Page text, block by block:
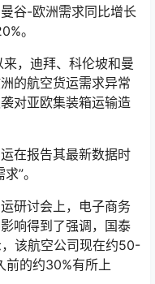
谷-欧洲需求同比增长
。
，迪拜、科伦坡和曼
的航空货运需求异常
对亚欧集装箱运输造
在报告其最新数据时
”。
研讨会上，电子商务
响得到了强调，国泰
该航空公司现在约50-
前的约30%有所上